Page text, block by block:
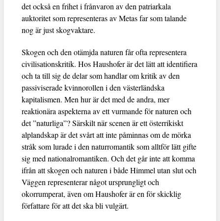
det också en frihet i frånvaron av den patriarkala
auktoritet som representeras av Metas far som talande
nog är just skogvaktare.
Skogen och den otämjda naturen får ofta representera
civilisationskritik. Hos Haushofer är det lätt att identifiera
och ta till sig de delar som handlar om kritik av den
passiviserade kvinnorollen i den västerländska
kapitalismen. Men hur är det med de andra, mer
reaktionära aspekterna av ett vurmande för naturen och
det ”naturliga”? Särskilt när scenen är ett österrikiskt
alplandskap är det svårt att inte påminnas om de mörka
stråk som lurade i den naturromantik som alltför lätt gifte
sig med nationalromantiken. Och det går inte att komma
ifrån att skogen och naturen i både Himmel utan slut och
Väggen representerar något ursprungligt och
okorrumperat, även om Haushofer är en för skicklig
författare för att det ska bli vulgärt.